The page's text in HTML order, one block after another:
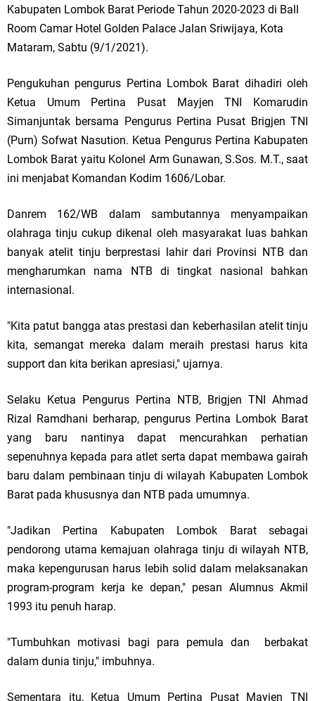
Kabupaten Lombok Barat Periode Tahun 2020-2023 di Ball
Room Camar Hotel Golden Palace Jalan Sriwijaya, Kota
Mataram, Sabtu (9/1/2021).
Pengukuhan pengurus Pertina Lombok Barat dihadiri oleh
Ketua Umum Pertina Pusat Mayjen TNI Komarudin
Simanjuntak bersama Pengurus Pertina Pusat Brigjen TNI
(Purn) Sofwat Nasution. Ketua Pengurus Pertina Kabupaten
Lombok Barat yaitu Kolonel Arm Gunawan, S.Sos. M.T., saat
ini menjabat Komandan Kodim 1606/Lobar.
Danrem 162/WB dalam sambutannya menyampaikan
olahraga tinju cukup dikenal oleh masyarakat luas bahkan
banyak atelit tinju berprestasi lahir dari Provinsi NTB dan
mengharumkan nama NTB di tingkat nasional bahkan
internasional.
"Kita patut bangga atas prestasi dan keberhasilan atelit tinju
kita, semangat mereka dalam meraih prestasi harus kita
support dan kita berikan apresiasi," ujarnya.
Selaku Ketua Pengurus Pertina NTB, Brigjen TNI Ahmad
Rizal Ramdhani berharap, pengurus Pertina Lombok Barat
yang baru nantinya dapat mencurahkan perhatian
sepenuhnya kepada para atlet serta dapat membawa gairah
baru dalam pembinaan tinju di wilayah Kabupaten Lombok
Barat pada khususnya dan NTB pada umumnya.
"Jadikan Pertina Kabupaten Lombok Barat sebagai
pendorong utama kemajuan olahraga tinju di wilayah NTB,
maka kepengurusan harus lebih solid dalam melaksanakan
program-program kerja ke depan," pesan Alumnus Akmil
1993 itu penuh harap.
"Tumbuhkan motivasi bagi para pemula dan berbakat
dalam dunia tinju," imbuhnya.
Sementara itu, Ketua Umum Pertina Pusat Mayjen TNI